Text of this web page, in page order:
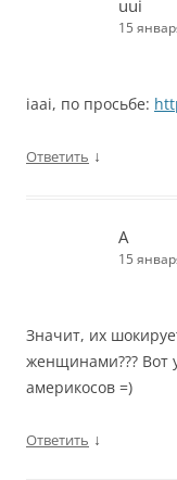
uui
15
iaai, по просьбе:
Ответить ↓
А
15
Значит, их
женщинами??? Вот
америкосов =)
Ответить ↓